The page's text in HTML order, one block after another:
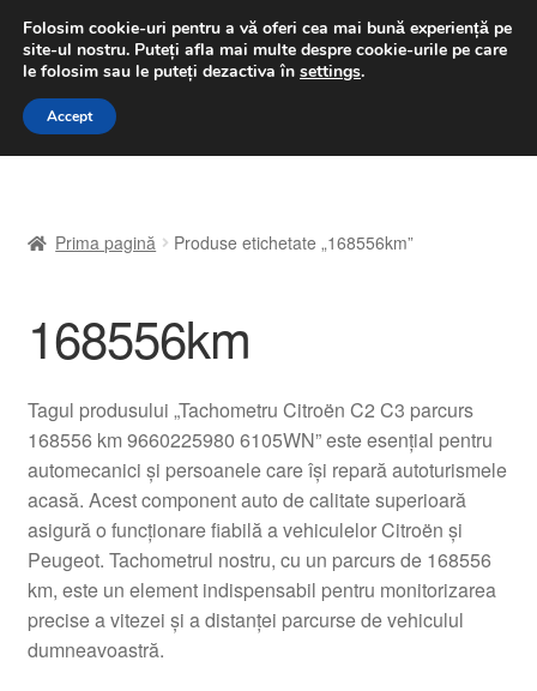
LIVRARE de la 33 lei
luni-vineri 9 a.m. - 4 p.m.031 229 6816
Sari
Sari
A lua legatura
Contul meu
Despre noi
Finalizare comandă
Livrare
Livrare în toată lumea
Prima pagină Produse etichetate „168556km”
168556km
Tagul produsului „Tachometru Citroën C2 C3 parcurs
168556 km 9660225980 6105WN” este esențial pentru
automecanici și persoanele care își repară autoturismele
acasă. Acest component auto de calitate superioară
asigură o funcționare fiabilă a vehiculelor Citroën și
Peugeot. Tachometrul nostru, cu un parcurs de 168556
km, este un element indispensabil pentru monitorizarea
precise a vitezei și a distanței parcurse de vehiculul
dumneavoastră.
Folosim cookie-uri pentru a vă oferi cea mai bună experiență pe
site-ul nostru. Puteți afla mai multe despre cookie-urile pe care
le folosim sau le puteți dezactiva în settings.
Accept